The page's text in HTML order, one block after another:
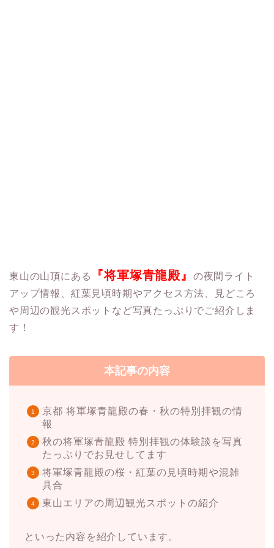
東山の山頂にある 『将軍塚青龍殿』
の夜間ライト
アップ情報、紅葉見頃時期やアクセス方法、見どころ
や周辺の観光スポットなど写真たっぷりでご紹介しま
す！
本記事の内容
京都 将軍塚青龍殿の春・秋の特別拝観の情
報
秋の将軍塚青龍殿 特別拝観の体験談を写真
たっぷりでお見せしてます
将軍塚青龍殿の桜・紅葉の見頃時期や混雑
具合
東山エリアの周辺観光スポットの紹介
といった内容を紹介しています。